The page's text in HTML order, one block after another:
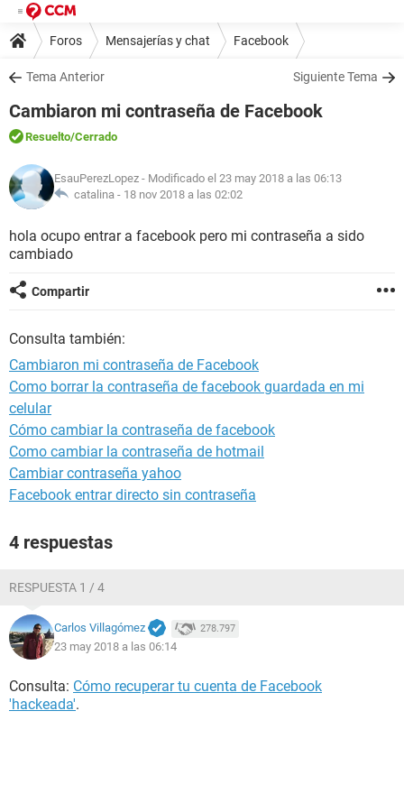
Foros Mensajerías y chat Facebook
Tema Anterior Siguiente Tema
Cambiaron mi contraseña de Facebook
Resuelto/Cerrado
EsauPerezLopez - Modificado el 23 may 2018 a las 06:13
catalina - 18 nov 2018 a las 02:02
hola ocupo entrar a facebook pero mi contraseña a sido
cambiado
Compartir
Consulta también:
Cambiaron mi contraseña de Facebook
Como borrar la contraseña de facebook guardada en mi
celular
Cómo cambiar la contraseña de facebook
Como cambiar la contraseña de hotmail
Cambiar contraseña yahoo
Facebook entrar directo sin contraseña
4 respuestas
RESPUESTA 1 / 4
Carlos Villagómez 278.797
23 may 2018 a las 06:14
Consulta: Cómo recuperar tu cuenta de Facebook
'hackeada'.